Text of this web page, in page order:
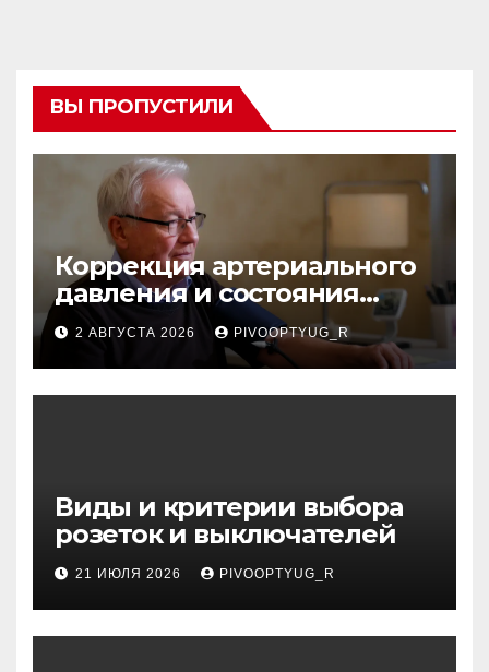
ВЫ ПРОПУСТИЛИ
Коррекция артериального
давления и состояния
сосудов в профилактике
инсульта
2 АВГУСТА 2026 PIVOOPTYUG_R
Виды и критерии выбора
розеток и выключателей
21 ИЮЛЯ 2026 PIVOOPTYUG_R